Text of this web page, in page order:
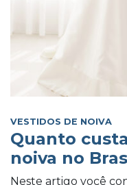
VESTIDOS DE NOIVA
Quanto
noiva no
Neste artigo você